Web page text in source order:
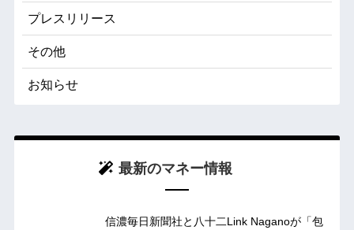
プレスリリース
その他
お知らせ
最新のマネー情報
信濃毎日新聞社と八十二Link Naganoが「包